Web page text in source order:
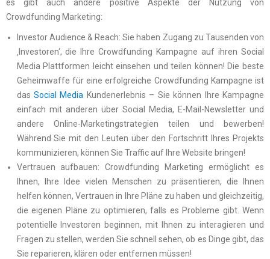
es gibt auch andere positive Aspekte der Nutzung von
Crowdfunding Marketing:
Investor Audience & Reach: Sie haben Zugang zu Tausenden von
‚Investoren‘, die Ihre Crowdfunding Kampagne auf ihren Social
Media Plattformen leicht einsehen und teilen können! Die beste
Geheimwaffe für eine erfolgreiche Crowdfunding Kampagne ist
das Social Media Kundenerlebnis – Sie können Ihre Kampagne
einfach mit anderen über Social Media, E-Mail-Newsletter und
andere Online-Marketingstrategien teilen und bewerben!
Während Sie mit den Leuten über den Fortschritt Ihres Projekts
kommunizieren, können Sie Traffic auf Ihre Website bringen!
Vertrauen aufbauen: Crowdfunding Marketing ermöglicht es
Ihnen, Ihre Idee vielen Menschen zu präsentieren, die Ihnen
helfen können, Vertrauen in Ihre Pläne zu haben und gleichzeitig,
die eigenen Pläne zu optimieren, falls es Probleme gibt. Wenn
potentielle Investoren beginnen, mit Ihnen zu interagieren und
Fragen zu stellen, werden Sie schnell sehen, ob es Dinge gibt, das
Sie reparieren, klären oder entfernen müssen!